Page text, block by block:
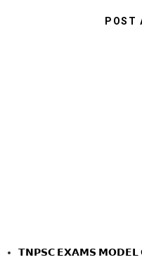
POST
𝗧𝗡𝗣𝗦𝗖 𝗘𝗫𝗔𝗠𝗦 𝗠𝗢𝗗𝗘𝗟